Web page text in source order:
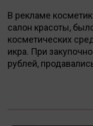
В рекламе
салон красоты,
косметических
икра. При
рублей,